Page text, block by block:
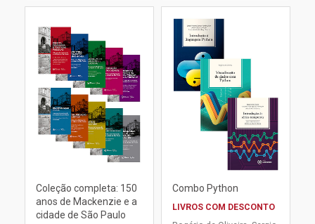
Coleção completa: 150
anos de Mackenzie e a
cidade de São Paulo
Combo Python
LIVROS COM DESCONTO